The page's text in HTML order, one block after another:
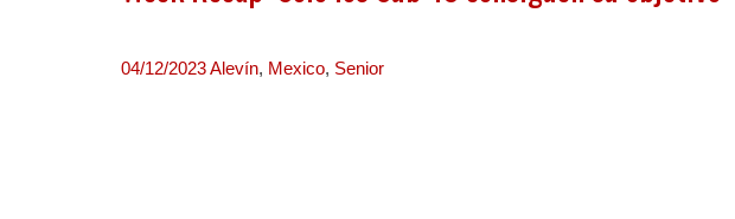
04/12/2023Alevín, Mexico, Senior